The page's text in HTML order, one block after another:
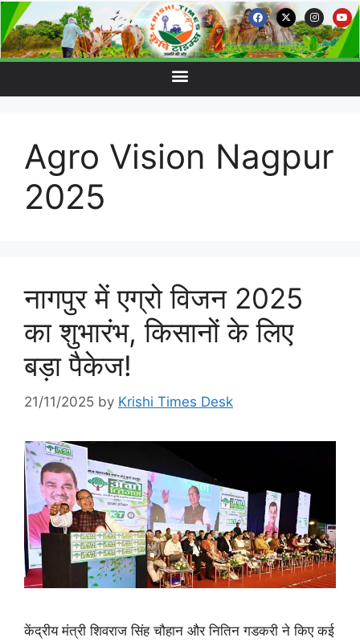
Agro Vision Nagpur
2025
नागपुर में एग्रो विजन 2025
का शुभारंभ, किसानों के लिए
बड़ा पैकेज!
21/11/2025 by Krishi Times Desk
केंद्रीय मंत्री शिवराज सिंह चौहान और नितिन गडकरी ने किए कई